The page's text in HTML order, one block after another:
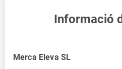
Informació
Merca Eleva SL